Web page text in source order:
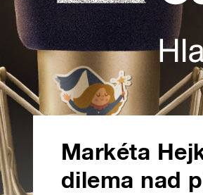
Markéta
dilema nad